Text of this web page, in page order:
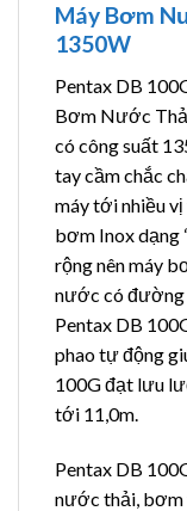
Máy Bơm
1350W
Pentax DB
Bơm Nước
có công suất
tay cầm chắc
máy tới nhiều vị
bơm Inox dạng
rộng nên máy
nước có đường
Pentax DB
phao tự động
100G đạt lưu
tới 11,0m.
Pentax DB
nước thải, bơm